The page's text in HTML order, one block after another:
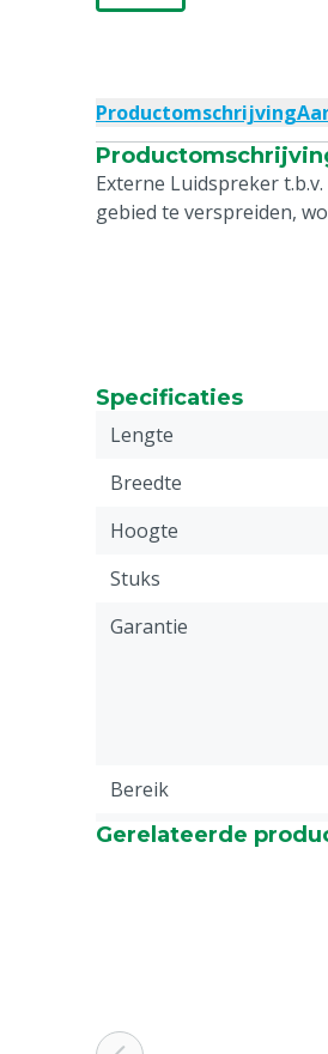
Productomschrijving
Externe Luidspreker
gebied te verspreiden,
Specificaties
Lengte
Breedte
Hoogte
Stuks
Garantie
Bereik
Diergroep
Gerelateerde